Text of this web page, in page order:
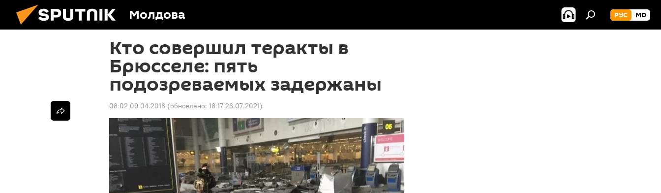
Молдова РУС MD
Кто совершил теракты в
Брюсселе: пять
подозреваемых задержаны
08:02 09.04.2016 (обновлено: 18:17 26.07.2021)